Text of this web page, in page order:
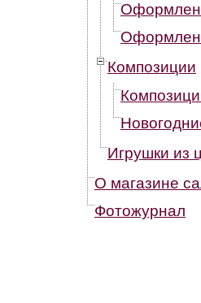
Композиции
Игрушки из
О магазине
Фотожурнал